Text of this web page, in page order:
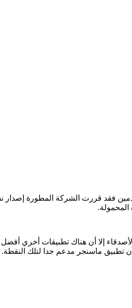
فقد قررت الشركة المطورة إصدار
المحمولة.
إلا أن هناك تطبيقات أخري
تطبيق ماسنجر مدعم جدا لتلك النقطة.